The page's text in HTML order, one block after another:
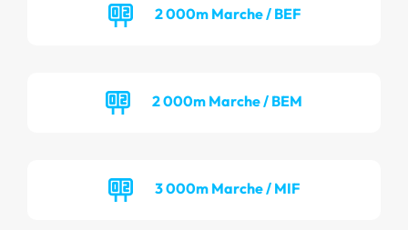
2 000m Marche / BEF
2 000m Marche / BEM
3 000m Marche / MIF